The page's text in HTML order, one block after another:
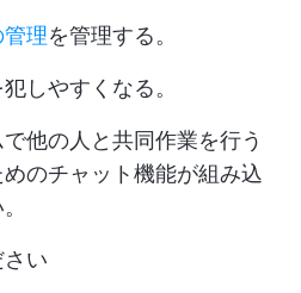
理を管理する。
しやすくなる。
他の人と共同作業を行う
のチャット機能が組み込
い